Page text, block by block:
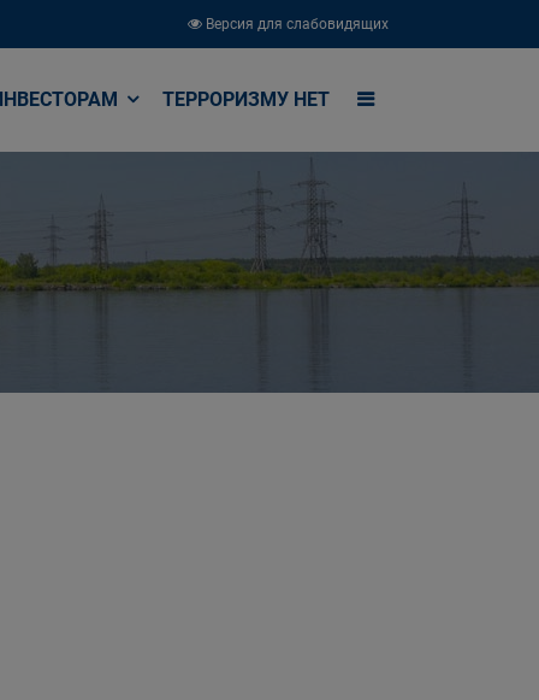
Версия для слабовидящих
ТЕРРОРИЗМУ НЕТ